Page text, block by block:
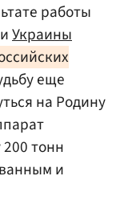
работы
Украины
еще
на Родину
тонн
и